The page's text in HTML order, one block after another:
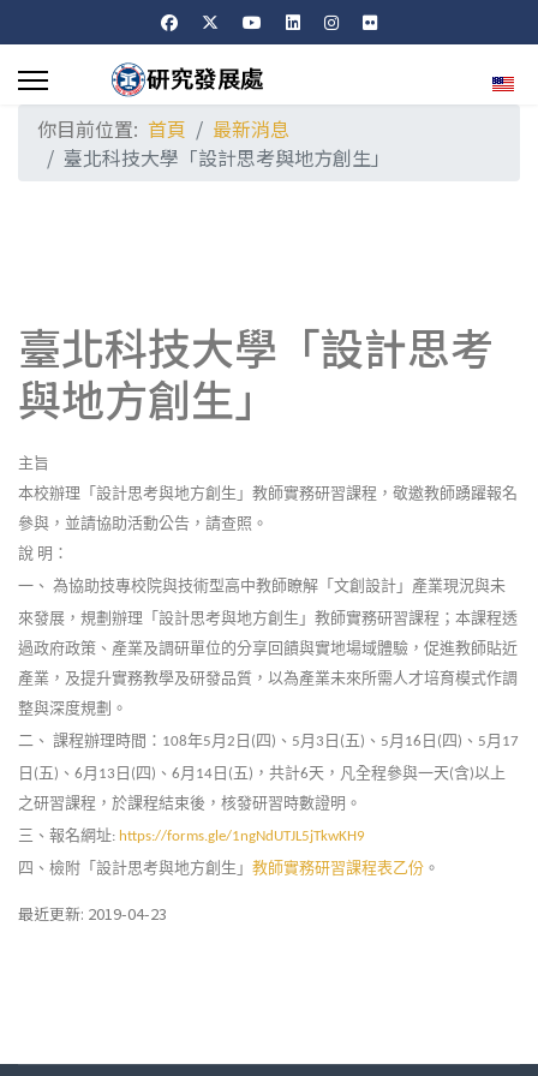
選擇
你目前位置: 首頁
最新消息
臺北科技大學「設計思考與地方創生」
臺北科技大學「設計思考
與地方創生」
主旨
本校辦理「設計思考與地方創生」教師實務研習課程，敬邀教師踴躍報名
參與，並請協助活動公告，請查照。
說 明：
一、 為協助技專校院與技術型高中教師瞭解「文創設計」產業現況與未
來發展，規劃辦理「設計思考與地方創生」教師實務研習課程；本課程透
過政府政策、產業及調研單位的分享回饋與實地場域體驗，促進教師貼近
產業，及提升實務教學及研發品質，以為產業未來所需人才培育模式作調
整與深度規劃。
二、 課程辦理時間： 108年5月2 日 (四) 、 5月 3 日 (五) 、 5月 16 日 (四) 、 5月 17
日 (五) 、 6月 13 日 (四) 、 6月 14日 (五) ，共計6天，凡全程參與一天(含)以上
之研習課程，於課程結束後，核發研習時數證明。
三、報名網址: https://forms.gle/1ngNdUTJL5jTkwKH9
四 、檢附「設計思考與地方創生」 教師實務研習課程表乙份 。
最近更新: 2019-04-23